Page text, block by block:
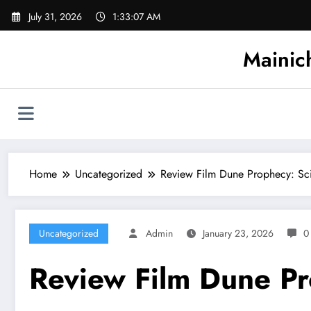
Skip
July 31, 2026 1:33:08 AM
Home Uncategorized Review Film Dune Prophecy:
Uncategorized Admin January 23, 2026 0
Review Film Dune